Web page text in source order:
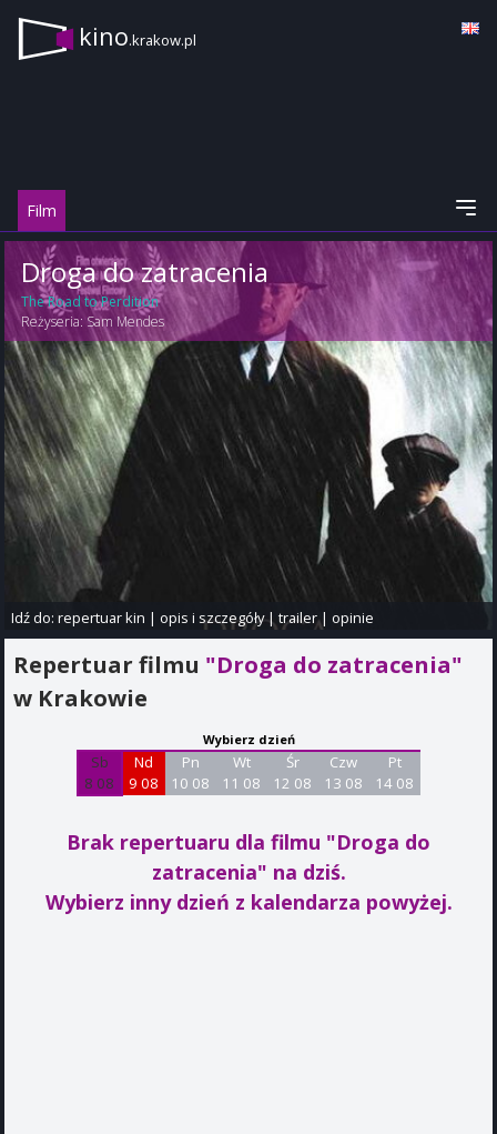
kino.krakow.pl
Film
Droga do zatracenia
The Road to Perdition
Reżyseria: Sam Mendes
Idź do:repertuar kin |opis i szczegóły|trailer|opinie
Repertuar filmu "Droga do zatracenia"
w Krakowie
Wybierz dzień
Sb
8 08
Nd
9 08
Pn
10 08
Wt
11 08
Śr
12 08
Czw
13 08
Pt
14 08
Brak repertuaru dla filmu "Droga do
zatracenia" na dziś.
Wybierz inny dzień z kalendarza powyżej.